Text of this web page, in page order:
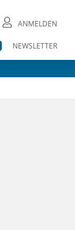
ANMELDEN
NEWSLETTER